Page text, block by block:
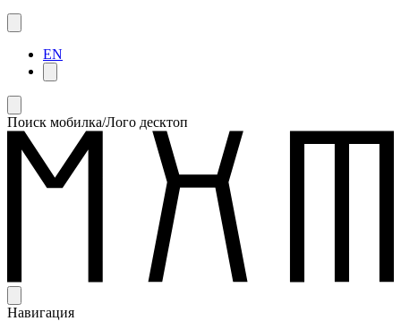
EN
Поиск мобилка/Лого десктоп
Навигация